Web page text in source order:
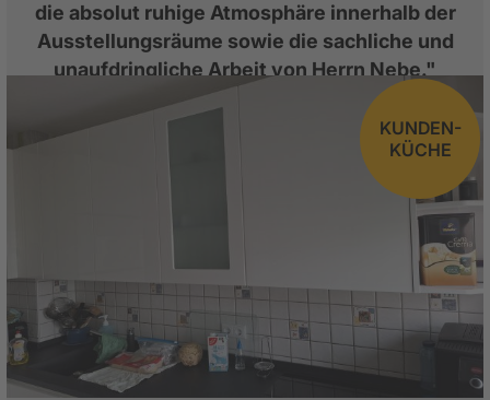
die absolut ruhige Atmosphäre innerhalb der
Ausstellungsräume sowie die sachliche und
unaufdringliche Arbeit von Herrn Nebe."
KUNDEN-
KÜCHE